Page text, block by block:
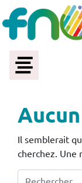
Il semblerait
cherchez. Une
Recherche pour :